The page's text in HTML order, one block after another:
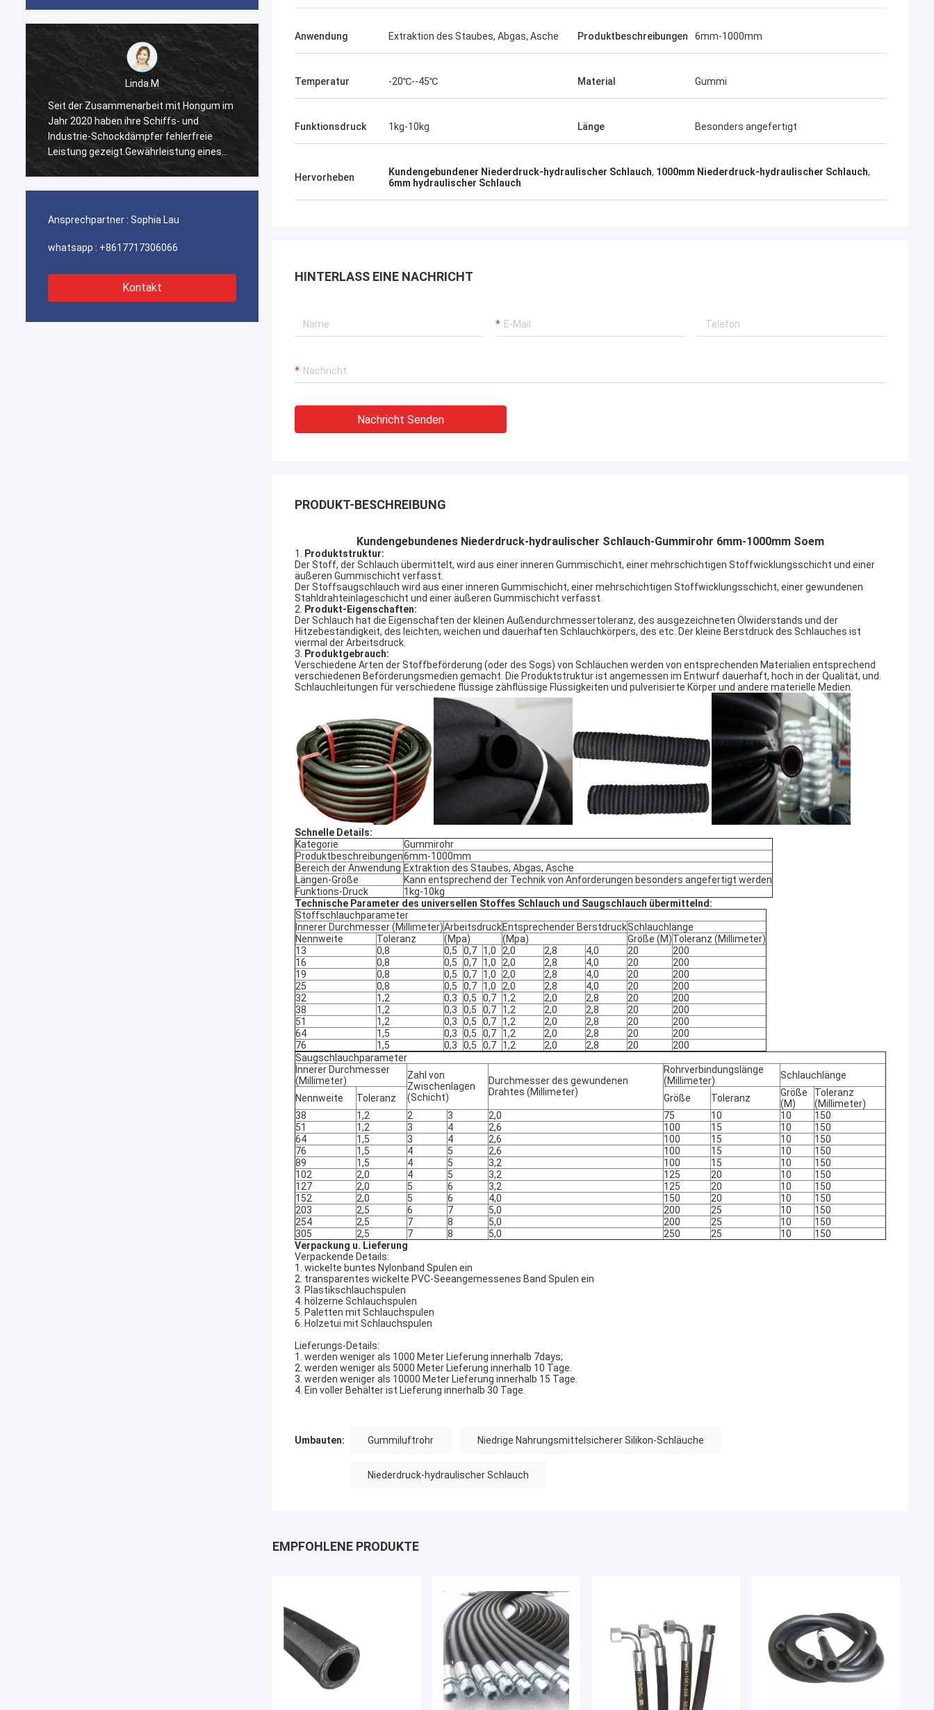
Linda.M
Seit der Zusammenarbeit mit Hongum im
Jahr 2020 haben ihre Schiffs- und
Industrie-Schockdämpfer fehlerfreie
Leistung gezeigt.Gewährleistung eines
ununterbrochenen Betriebs unserer
Linda.M
Jahr 2020 haben ihre Schiffs- und
Industrie-Schockdämpfer fehlerfreie
ununterbrochenen Betriebs unserer
Hafenkrane, Bagger-Antriebssysteme
und LNG-Träger-Ausrüstung.
Ansprechpartner : Sophia Lau
whatsapp : +8617717306066
Kontakt
Anwendung Extraktion des Staubes, Abgas, Asche Produktbeschreibungen 6mm-1000mm
Temperatur -20℃--45℃ Material Gummi
Funktionsdruck 1kg-10kg Länge Besonders angefertigt
Hervorheben Kundengebundener Niederdruck-hydraulischer Schlauch, 1000mm Niederdruck-hydraulischer Schlauch,
6mm hydraulischer Schlauch
HINTERLASS EINE NACHRICHT
Nachricht Senden
PRODUKT-BESCHREIBUNG
Kundengebundenes Niederdruck-hydraulischer Schlauch-Gummirohr 6mm-1000mm Soem
1.
Produktstruktur:
Der Stoff, der Schlauch übermittelt, wird aus einer inneren Gummischicht, einer mehrschichtigen Stoffwicklungsschicht und einer
äußeren Gummischicht verfasst.
Der Stoffsaugschlauch wird aus einer inneren Gummischicht, einer mehrschichtigen Stoffwicklungsschicht, einer gewundenen
Stahldrahteinlageschicht und einer äußeren Gummischicht verfasst.
2.
Produkt-Eigenschaften:
Der Schlauch hat die Eigenschaften der kleinen Außendurchmessertoleranz, des ausgezeichneten Ölwiderstands und der
Hitzebeständigkeit, des leichten, weichen und dauerhaften Schlauchkörpers, des etc. Der kleine Berstdruck des Schlauches ist
viermal der Arbeitsdruck.
3.
Produktgebrauch:
Verschiedene Arten der Stoffbeförderung (oder des Sogs) von Schläuchen werden von entsprechenden Materialien entsprechend
verschiedenen Beförderungsmedien gemacht. Die Produktstruktur ist angemessen im Entwurf dauerhaft, hoch in der Qualität, und.
Schlauchleitungen für verschiedene flüssige zähflüssige Flüssigkeiten und pulverisierte Körper und andere materielle Medien.
Schnelle Details:
Kategorie
Gummirohr
Produktbeschreibungen6mm-1000mm
Bereich der Anwendung Extraktion des Staubes, Abgas, Asche
Längen-Größe
Kann entsprechend der Technik von Anforderungen besonders angefertigt werden
Funktions-Druck
1kg-10kg
Technische Parameter des universellen Stoffes Schlauch und Saugschlauch übermittelnd:
Stoffschlauchparameter
Innerer Durchmesser (Millimeter)ArbeitsdruckEntsprechender BerstdruckSchlauchlänge
Nennweite
Toleranz (Mpa) (Mpa) Größe (M)Toleranz (Millimeter)
13
0,8 0,5 0,7 1,0 2,0 2,8 4,0 20
200
16
0,8 0,5 0,7 1,0 2,0 2,8 4,0 20
200
19
0,8 0,5 0,7 1,0 2,0 2,8 4,0 20
200
25
0,8 0,5 0,7 1,0 2,0 2,8 4,0 20
200
32
1,2 0,3 0,5 0,7 1,2 2,0 2,8 20
200
38
1,2 0,3 0,5 0,7 1,2 2,0 2,8 20
200
51
1,2 0,3 0,5 0,7 1,2 2,0 2,8 20
200
64
1,5 0,3 0,5 0,7 1,2 2,0 2,8 20
200
76
1,5 0,3 0,5 0,7 1,2 2,0 2,8 20
200
Saugschlauchparameter
Innerer Durchmesser
(Millimeter)
Zahl von
Zwischenlagen
(Schicht)
Durchmesser des gewundenen
Drahtes (Millimeter)
Rohrverbindungslänge
(Millimeter)
Schlauchlänge
Nennweite Toleranz Größe Toleranz
Größe
(M)
Toleranz
(Millimeter)
38
1,2 2 3 2,0 75 10 10
150
51
1,2 3 4 2,6 100 15 10
150
64
1,5 3 4 2,6 100 15 10
150
76
1,5 4 5 2,6 100 15 10
150
89
1,5 4 5 3,2 100 15 10
150
102
2,0 4 5 3,2 125 20 10
150
127
2,0 5 6 3,2 125 20 10
150
152
2,0 5 6 4,0 150 20 10
150
203
2,5 6 7 5,0 200 25 10
150
254
2,5 7 8 5,0 200 25 10
150
305
2,5 7 8 5,0 250 25 10
150
Verpackung u. Lieferung
Verpackende Details:
1. wickelte buntes Nylonband Spulen ein
2. transparentes wickelte PVC-Seeangemessenes Band Spulen ein
3. Plastikschlauchspulen
4. hölzerne Schlauchspulen
5. Paletten mit Schlauchspulen
6. Holzetui mit Schlauchspulen
Lieferungs-Details:
1. werden weniger als 1000 Meter Lieferung innerhalb 7days;
2. werden weniger als 5000 Meter Lieferung innerhalb 10 Tage.
3. werden weniger als 10000 Meter Lieferung innerhalb 15 Tage.
4. Ein voller Behälter ist Lieferung innerhalb 30 Tage.
Umbauten: Gummiluftrohr Niedrige Nahrungsmittelsicherer Silikon-Schläuche
Niederdruck-hydraulischer Schlauch
EMPFOHLENE PRODUKTE